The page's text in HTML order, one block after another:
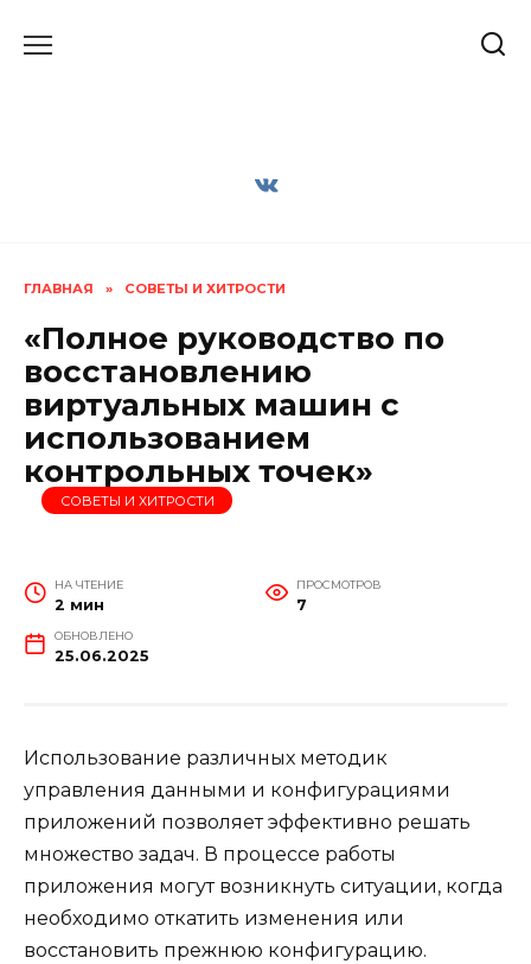
ГЛАВНАЯ » СОВЕТЫ И ХИТРОСТИ
«Полное руководство по
восстановлению
виртуальных машин с
использованием
контрольных точек»
СОВЕТЫ И ХИТРОСТИ
НА ЧТЕНИЕ
2 мин
ПРОСМОТРОВ
7
ОБНОВЛЕНО
25.06.2025
Использование различных методик
управления данными и конфигурациями
приложений позволяет эффективно решать
множество задач. В процессе работы
приложения могут возникнуть ситуации, когда
необходимо откатить изменения или
восстановить прежнюю конфигурацию.